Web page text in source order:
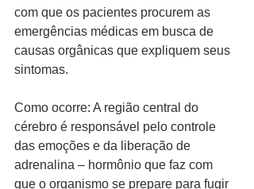
com que os pacientes procurem as
emergências médicas em busca de
causas orgânicas que expliquem seus
sintomas.
Como ocorre: A região central do
cérebro é responsável pelo controle
das emoções e da liberação de
adrenalina – hormônio que faz com
que o organismo se prepare para fugir